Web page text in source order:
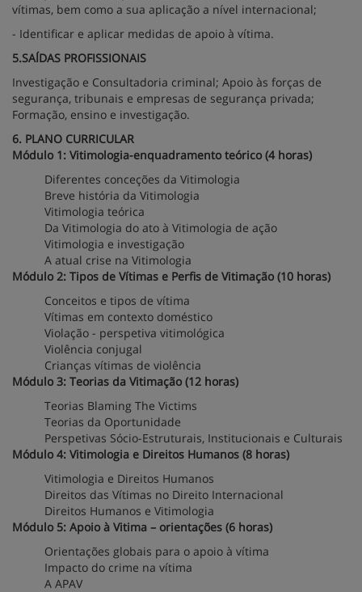
vítimas, bem como a sua aplicação a nível internacional;
- Identificar e aplicar medidas de apoio à vítima.
5.SAÍDAS PROFISSIONAIS
Investigação e Consultadoria criminal; Apoio às forças de
segurança, tribunais e empresas de segurança privada;
Formação, ensino e investigação.
6. PLANO CURRICULAR
Módulo 1: Vitimologia-enquadramento teórico (4 horas)
Diferentes conceções da Vitimologia
Breve história da Vitimologia
Vitimologia teórica
Da Vitimologia do ato à Vitimologia de ação
Vitimologia e investigação
A atual crise na Vitimologia
Módulo 2: Tipos de Vítimas e Perfis de Vitimação (10 horas)
Conceitos e tipos de vítima
Vítimas em contexto doméstico
Violação - perspetiva vitimológica
Violência conjugal
Crianças vítimas de violência
Módulo 3: Teorias da Vitimação (12 horas)
Teorias Blaming The Victims
Teorias da Oportunidade
Perspetivas Sócio-Estruturais, Institucionais e Culturais
Módulo 4: Vitimologia e Direitos Humanos (8 horas)
Vitimologia e Direitos Humanos
Direitos das Vítimas no Direito Internacional
Direitos Humanos e Vitimologia
Módulo 5: Apoio à Vitima – orientações (6 horas)
Orientações globais para o apoio à vítima
Impacto do crime na vítima
A APAV